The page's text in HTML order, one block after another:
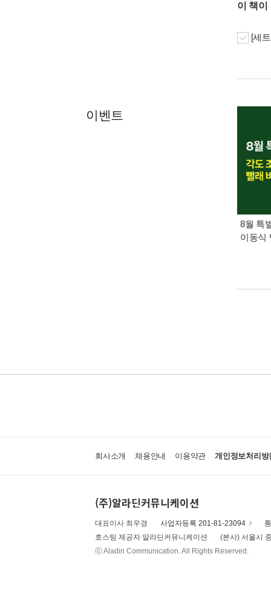
이 책이
[세
이벤트
8월 특
이동식
회사소개 채용안내 이용약관 개인정보처리방
(주)알라딘커뮤니케이션
대표이사 최우경 사업자등록 201-81-23094
호스팅 제공자 알라딘커뮤니케이션
(본사) 서울시
ⓒ Aladin Communication. All Rights Reserved.